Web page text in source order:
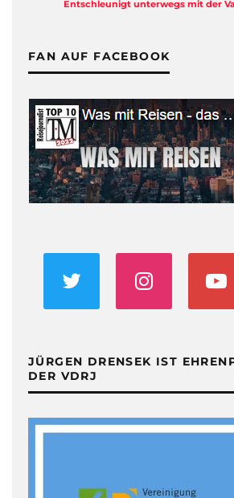
unterwegs mit der Vasco da Gama
FAN AUF FACEBOOK
JÜRGEN DRENSEK IST
DER VDRJ